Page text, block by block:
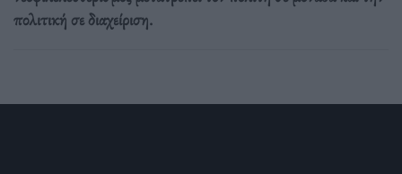
πολιτική σε διαχείριση.